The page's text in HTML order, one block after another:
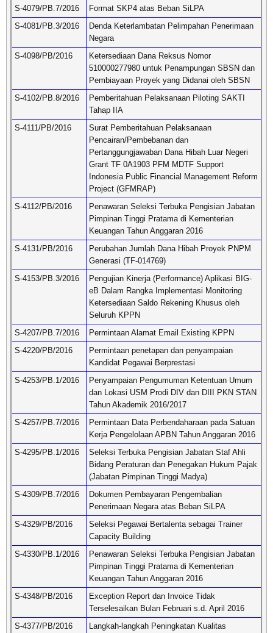
S-4079/PB.7/2016
Format SKP4 atas Beban SiLPA
S-4081/PB.3/2016
Denda Keterlambatan Pelimpahan Penerimaan
Negara
S-4098/PB/2016
Ketersediaan Dana Reksus Nomor
510000277980 untuk Penampungan SBSN dan
Pembiayaan Proyek yang Didanai oleh SBSN
S-4102/PB.8/2016
Pemberitahuan Pelaksanaan Piloting SAKTI
Tahap IIA
S-4111/PB/2016
Surat Pemberitahuan Pelaksanaan
Pencairan/Pembebanan dan
Pertanggungjawaban Dana Hibah Luar Negeri
Grant TF 0A1903 PFM MDTF Support
Indonesia Public Financial Management Reform
Project (GFMRAP)
S-4112/PB/2016
Penawaran Seleksi Terbuka Pengisian Jabatan
Pimpinan Tinggi Pratama di Kementerian
Keuangan Tahun Anggaran 2016
S-4131/PB/2016
Perubahan Jumlah Dana Hibah Proyek PNPM
Generasi (TF-014769)
S-4153/PB.3/2016
Pengujian Kinerja (Performance) Aplikasi BIG-
eB Dalam Rangka Implementasi Monitoring
Ketersediaan Saldo Rekening Khusus oleh
Seluruh KPPN
S-4207/PB.7/2016
Permintaan Alamat Email Existing KPPN
S-4220/PB/2016
Permintaan penetapan dan penyampaian
Kandidat Pegawai Berprestasi
S-4253/PB.1/2016
Penyampaian Pengumuman Ketentuan Umum
dan Lokasi USM Prodi DIV dan DIII PKN STAN
Tahun Akademik 2016/2017
S-4257/PB.7/2016
Permintaan Data Perbendaharaan pada Satuan
Kerja Pengelolaan APBN Tahun Anggaran 2016
S-4295/PB.1/2016
Seleksi Terbuka Pengisian Jabatan Staf Ahli
Bidang Peraturan dan Penegakan Hukum Pajak
(Jabatan Pimpinan Tinggi Madya)
S-4309/PB.7/2016
Dokumen Pembayaran Pengembalian
Penerimaan Negara atas Beban SiLPA
S-4329/PB/2016
Seleksi Pegawai Bertalenta sebagai Trainer
Capacity Building
S-4330/PB.1/2016
Penawaran Seleksi Terbuka Pengisian Jabatan
Pimpinan Tinggi Pratama di Kementerian
Keuangan Tahun Anggaran 2016
S-4348/PB/2016
Exception Report dan Invoice Tidak
Terselesaikan Bulan Februari s.d. April 2016
S-4377/PB/2016
Langkah-langkah Peningkatan Kualitas